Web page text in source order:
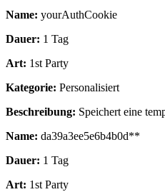
Name: yourAuthCookie
Dauer: 1 Tag
Art: 1st Party
Kategorie: Personalisiert
Beschreibung: Speichert eine
Name: da39a3ee5e6b4b0d**
Dauer: 1 Tag
Art: 1st Party